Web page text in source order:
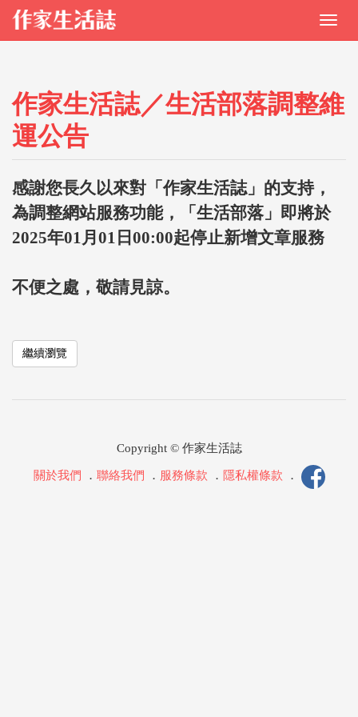
作家生活誌／生活部落調整維
運公告
感謝您長久以來對「作家生活誌」的支持，
為調整網站服務功能，「生活部落」即將於
2025年01月01日00:00起停止新增文章服務
不便之處，敬請見諒。
繼續瀏覽
Copyright © 作家生活誌
關於我們 ． 聯絡我們 ． 服務條款 ． 隱私權條款 ．